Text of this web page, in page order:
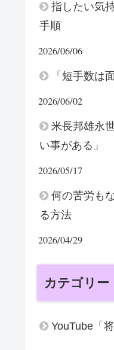
指したい気
手順
2026/06/06
「短手数は
2026/06/02
米長邦雄永
い事がある」
2026/05/17
何の苦労も
る方法
2026/04/29
カテゴリー
YouTube「